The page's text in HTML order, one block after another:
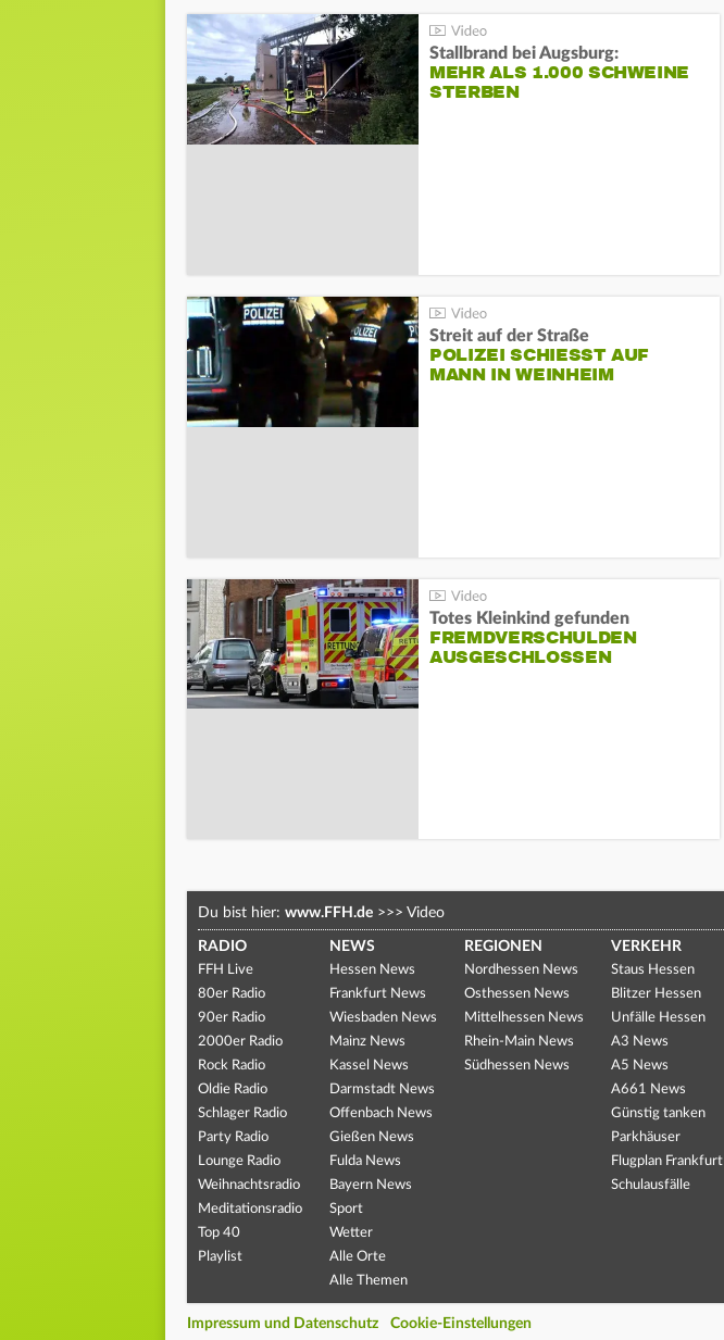
Stallbrand bei Augsburg:
MEHR ALS 1.000 SCHWEINE
STERBEN
Streit auf der Straße
POLIZEI SCHIESST AUF M
ANN IN WEINHEIM
Totes Kleinkind gefunden
FREMDVERSCHULDEN
AUSGESCHLOSSEN
Du bist hier: www.FFH.de >>> Video
RADIO
FFH Live
80er Radio
90er Radio
2000er Radio
Rock Radio
Oldie Radio
Schlager Radio
Party Radio
Lounge Radio
Weihnachtsradio
Meditationsradio
Top 40
Playlist
NEWS
Hessen News
Frankfurt News
Wiesbaden News
Mainz News
Kassel News
Darmstadt News
Offenbach News
Gießen News
Fulda News
Bayern News
Sport
Wetter
Alle Orte
Alle Themen
REGIONEN
Nordhessen News
Osthessen News
Mittelhessen News
Rhein-Main News
Südhessen News
VERKEHR
Staus Hessen
Blitzer Hessen
Unfälle Hessen
A3 News
A5 News
A661 News
Günstig tanken
Parkhäuser
Flugplan Frankfurt
Schulausfälle
Impressum und Datenschutz Cookie-Einstellungen